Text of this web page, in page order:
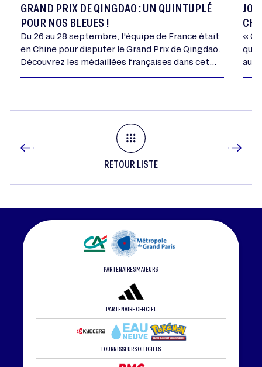
GRAND PRIX DE QINGDAO : UN QUINTUPLÉ
POUR NOS BLEUES !
Du 26 au 28 septembre, l'équipe de France était
en Chine pour disputer le Grand Prix de Qingdao.
Découvrez les médaillées françaises dans cet
«
qui
RETOUR LISTE
PARTENAIRES MAJEURS
PARTENAIRE OFFICIEL
FOURNISSEURS OFFICIELS